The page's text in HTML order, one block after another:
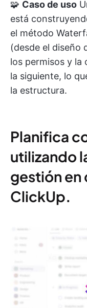
🧩 Caso de uso
está
el método
(desde el diseño
los permisos y la
la siguiente, lo
la estructura.
Planifica
utilizando
gestión en
ClickUp.